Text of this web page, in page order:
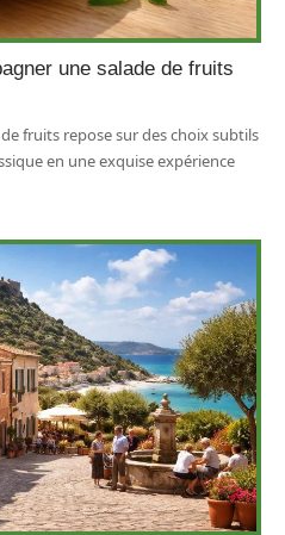
une salade de fruits
fruits repose sur des choix subtils
en une exquise expérience